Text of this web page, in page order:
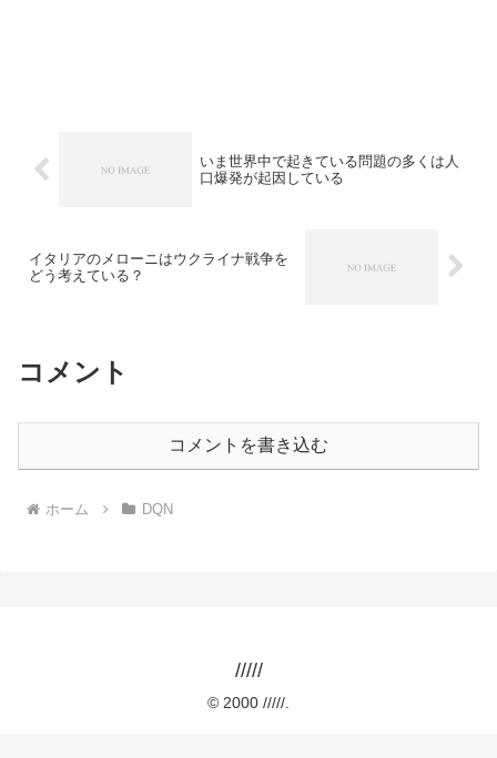
いま世界中で起きている問題の多くは人
口爆発が起因している
イタリアのメローニはウクライナ戦争を
どう考えている？
コメント
コメントを書き込む
ホーム DQN
/////
© 2000 /////.